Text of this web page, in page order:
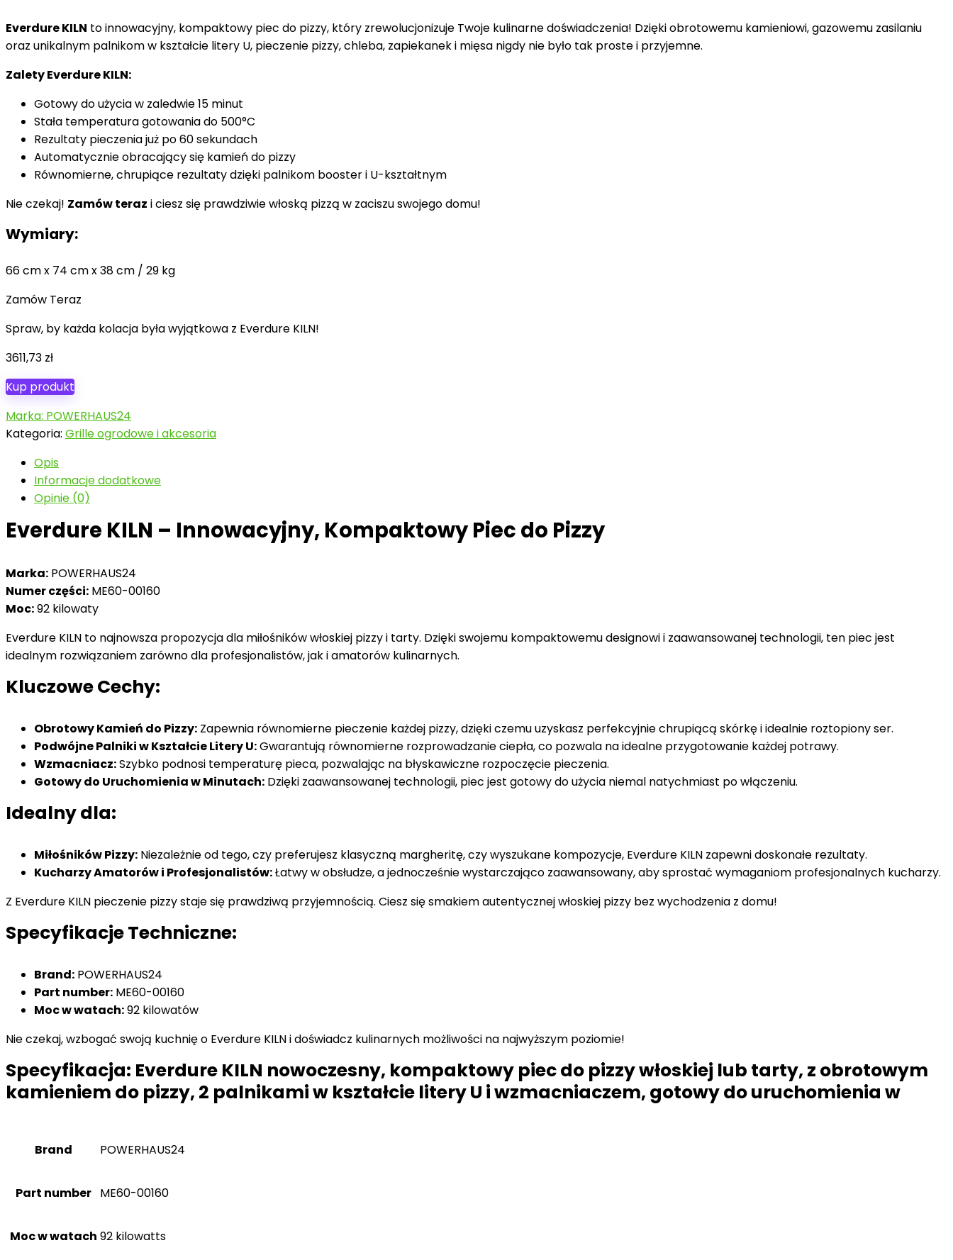
Everdure KILN to innowacyjny, kompaktowy piec do pizzy, który zrewolucjonizuje Twoje kulinarne doświadczenia! Dzięki obrotowemu kamieniowi, gazowemu zasilaniu
oraz unikalnym palnikom w kształcie litery U, pieczenie pizzy, chleba, zapiekanek i mięsa nigdy nie było tak proste i przyjemne.
Zalety Everdure KILN:
Gotowy do użycia w zaledwie 15 minut
Stała temperatura gotowania do 500°C
Rezultaty pieczenia już po 60 sekundach
Automatycznie obracający się kamień do pizzy
Równomierne, chrupiące rezultaty dzięki palnikom booster i U-kształtnym
Nie czekaj! Zamów teraz i ciesz się prawdziwie włoską pizzą w zaciszu swojego domu!
Wymiary:
66 cm x 74 cm x 38 cm / 29 kg
Zamów Teraz
Spraw, by każda kolacja była wyjątkowa z Everdure KILN!
3611,73 zł
Kup produkt
Marka: POWERHAUS24
Kategoria: Grille ogrodowe i akcesoria
Opis
Informacje dodatkowe
Opinie (0)
Everdure KILN – Innowacyjny, Kompaktowy Piec do Pizzy
Marka: POWERHAUS24
Numer części: ME60-00160
Moc:92 kilowaty
Everdure KILN to najnowsza propozycja dla miłośników włoskiej pizzy i tarty. Dzięki swojemu kompaktowemu designowi i zaawansowanej technologii, ten piec jest
idealnym rozwiązaniem zarówno dla profesjonalistów, jak i amatorów kulinarnych.
Kluczowe Cechy:
Obrotowy Kamień do Pizzy: Zapewnia równomierne pieczenie każdej pizzy, dzięki czemu uzyskasz perfekcyjnie chrupiącą skórkę i idealnie roztopiony ser.
Podwójne Palniki w Kształcie Litery U:Gwarantują równomierne rozprowadzanie ciepła, co pozwala na idealne przygotowanie każdej potrawy.
Wzmacniacz:Szybko podnosi temperaturę pieca, pozwalając na błyskawiczne rozpoczęcie pieczenia.
Gotowy do Uruchomienia w Minutach: Dzięki zaawansowanej technologii, piec jest gotowy do użycia niemal natychmiast po włączeniu.
Idealny dla:
Miłośników Pizzy: Niezależnie od tego, czy preferujesz klasyczną margheritę, czy wyszukane kompozycje, Everdure KILN zapewni doskonałe rezultaty.
Kucharzy Amatorów i Profesjonalistów:Łatwy w obsłudze, a jednocześnie wystarczająco zaawansowany, aby sprostać wymaganiom profesjonalnych kucharzy.
Z Everdure KILN pieczenie pizzy staje się prawdziwą przyjemnością. Ciesz się smakiem autentycznej włoskiej pizzy bez wychodzenia z domu!
Specyfikacje Techniczne:
Brand: POWERHAUS24
Part number: ‎ME60-00160
Moc w watach:‎92 kilowatów
Nie czekaj, wzbogać swoją kuchnię o Everdure KILN i doświadcz kulinarnych możliwości na najwyższym poziomie!
Specyfikacja: Everdure KILN nowoczesny, kompaktowy piec do pizzy włoskiej lub tarty, z obrotowym
kamieniem do pizzy, 2 palnikami w kształcie litery U i wzmacniaczem, gotowy do uruchomienia w
Brand ‎POWERHAUS24
Part number ‎ME60-00160
Moc w watach ‎92 kilowatts